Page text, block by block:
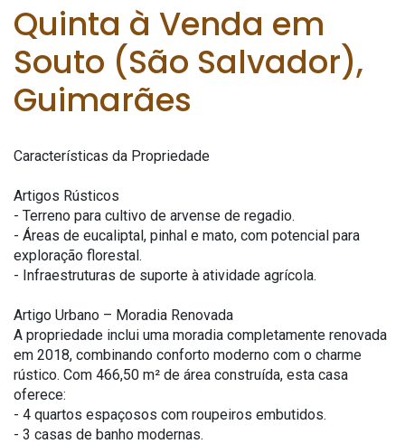
Quinta à Venda em
Souto (São Salvador),
Guimarães
Características da Propriedade
Artigos Rústicos
- Terreno para cultivo de arvense de regadio.
- Áreas de eucaliptal, pinhal e mato, com potencial para
exploração florestal.
- Infraestruturas de suporte à atividade agrícola.
Artigo Urbano – Moradia Renovada
A propriedade inclui uma moradia completamente renovada
em 2018, combinando conforto moderno com o charme
rústico. Com 466,50 m² de área construída, esta casa
oferece:
- 4 quartos espaçosos com roupeiros embutidos.
- 3 casas de banho modernas.